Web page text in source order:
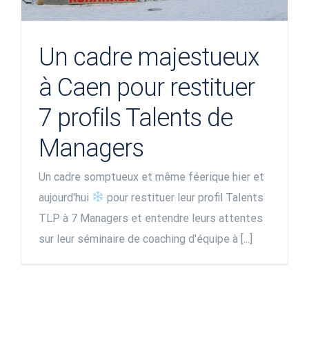
Un cadre majestueux
à Caen pour restituer
7 profils Talents de
Managers
Un cadre somptueux et même féerique hier et
aujourd'hui
pour restituer leur profil Talents
TLP à 7 Managers et entendre leurs attentes
sur leur séminaire de coaching d'équipe à [...]